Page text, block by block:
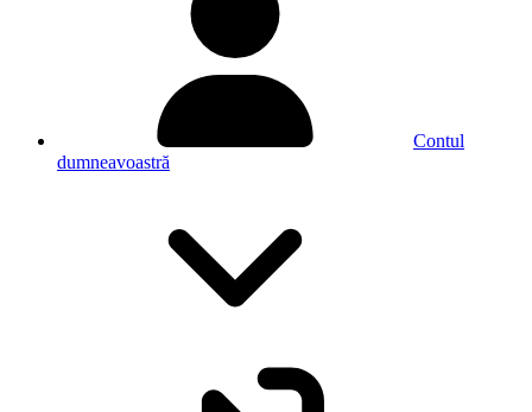
Contul
dumneavoastră